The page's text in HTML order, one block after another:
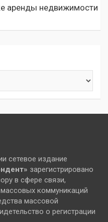
аренды недвижимости
сетевое издание
зарегистрировано
в сфере связи,
коммуникаций
массовой
о регистрации